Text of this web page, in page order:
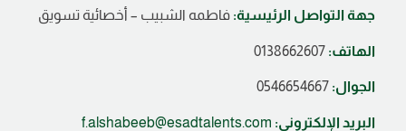
جهة التواصل الرئيسية: فاطمه الشبيب – أخصائية تسويق
الهاتف: 0138662607
الجوال: 0546654667
البريد الإلكتروني: f.alshabeeb@esadtalents.com